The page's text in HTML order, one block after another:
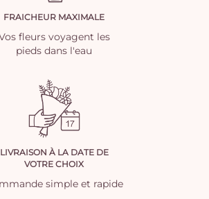
FRAICHEUR MAXIMALE
fleurs voyagent les
pieds dans l'eau
LIVRAISON À LA DATE DE
VOTRE CHOIX
simple et rapide